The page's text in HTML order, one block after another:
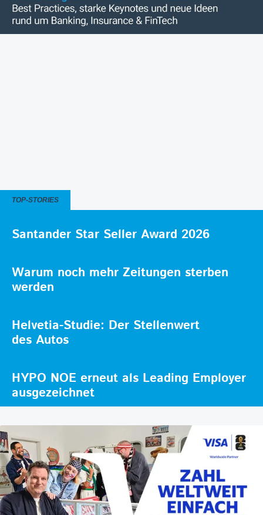
TOP-STORIES
Santander Star Seller Award 2026
Warum noch mehr Zeitungen sterben
werden
Helvetia-Studie: Der Stellenwert
des Autos
HYPO NOE erneut als Leading Employer
ausgezeichnet